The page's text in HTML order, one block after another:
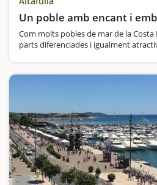
Un poble amb encant i
Com molts pobles de mar de la
parts diferenciades i igualment